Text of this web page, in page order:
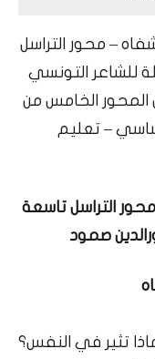
– محور التراسل
للشاعر التونسي
المحور الخامس من
النصوص أنوار لغة عربية – 9 أساسي – تعليم
التراسل تاسعة
صمود
ماذا تثير في النفس؟